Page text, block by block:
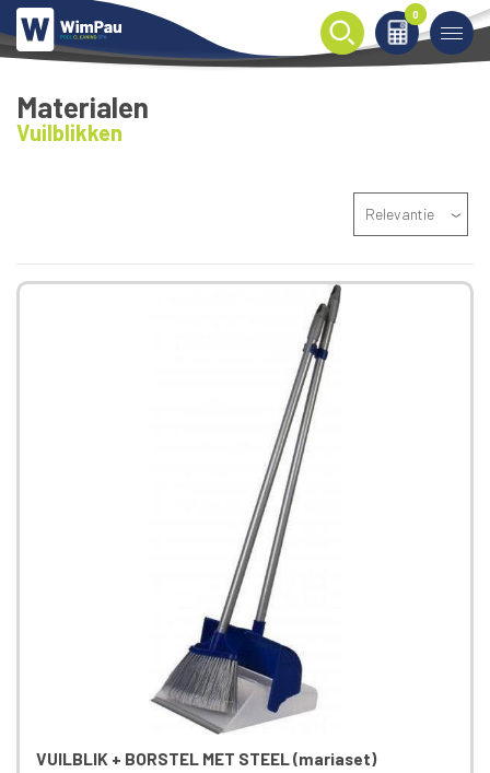
0
0
Materialen
Vuilblikken
Relevantie
VUILBLIK + BORSTEL MET STEEL (mariaset)